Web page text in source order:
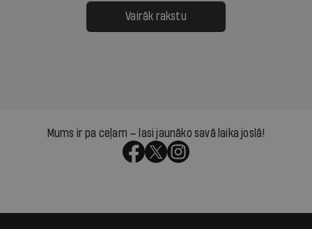
Vairāk rakstu
Mums ir pa ceļam — lasi jaunāko savā laika joslā!